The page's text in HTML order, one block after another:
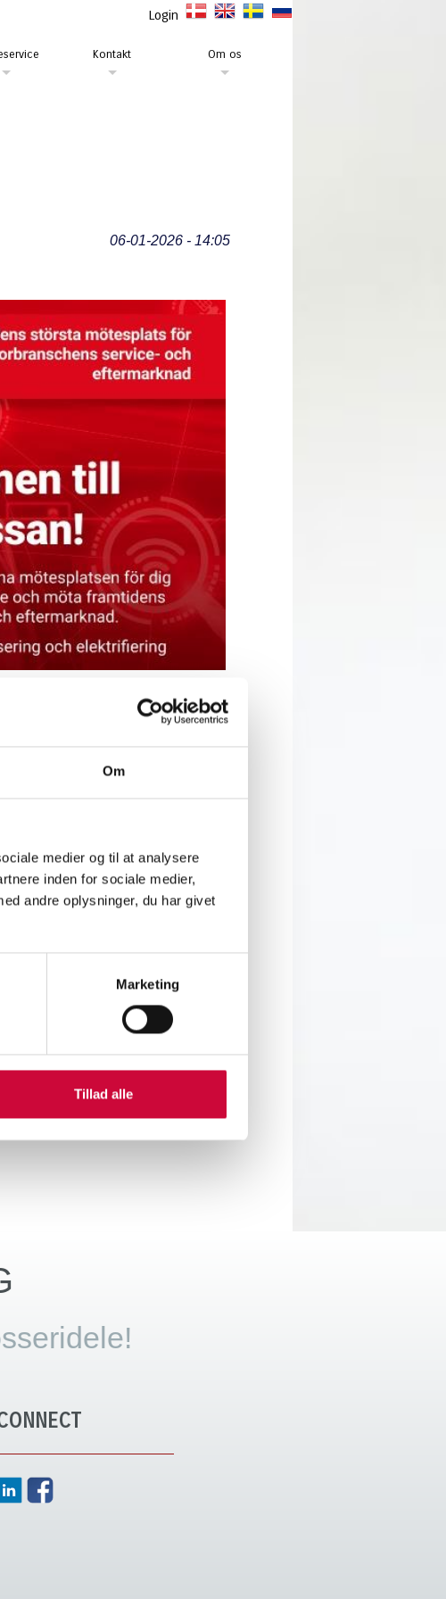
Om
medier og til at analysere
inden for sociale medier,
andre oplysninger, du har givet
Marketing
Tillad alle
Login
Kontakt Om os
06-01-2026 - 14:05
og vi ser frem til at møde vores
vi præsentere vores virksomhed,